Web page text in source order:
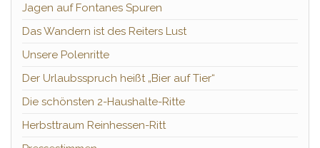
Jagen auf Fontanes Spuren
Das Wandern ist des Reiters Lust
Unsere Polenritte
Der Urlaubsspruch heißt „Bier auf Tier“
Die schönsten 2-Haushalte-Ritte
Herbsttraum Reinhessen-Ritt